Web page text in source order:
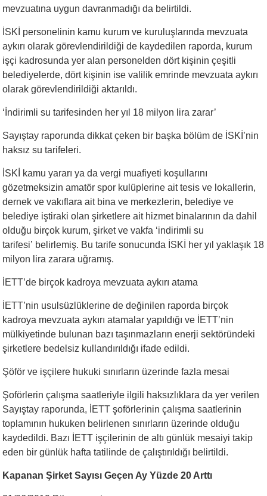
mevzuatına uygun davranmadığı da belirtildi.
İSKİ personelinin kamu kurum ve kuruluşlarında mevzuata
aykırı olarak görevlendirildiği de kaydedilen raporda, kurum
işçi kadrosunda yer alan personelden dört kişinin çeşitli
belediyelerde, dört kişinin ise valilik emrinde mevzuata aykırı
olarak görevlendirildiği aktarıldı.
‘İndirimli su tarifesinden her yıl 18 milyon lira zarar’
Sayıştay raporunda dikkat çeken bir başka bölüm de İSKİ’nin
haksız su tarifeleri.
İSKİ kamu yararı ya da vergi muafiyeti koşullarını
gözetmeksizin amatör spor kulüplerine ait tesis ve lokallerin,
dernek ve vakıflara ait bina ve merkezlerin, belediye ve
belediye iştiraki olan şirketlere ait hizmet binalarının da dahil
olduğu birçok kurum, şirket ve vakfa ‘indirimli su
tarifesi’ belirlemiş. Bu tarife sonucunda İSKİ her yıl yaklaşık 18
milyon lira zarara uğramış.
İETT’de birçok kadroya mevzuata aykırı atama
İETT’nin usulsüzlüklerine de değinilen raporda birçok
kadroya mevzuata aykırı atamalar yapıldığı ve İETT’nin
mülkiyetinde bulunan bazı taşınmazların enerji sektöründeki
şirketlere bedelsiz kullandırıldığı ifade edildi.
Şöför ve işçilere hukuki sınırların üzerinde fazla mesai
Şoförlerin çalışma saatleriyle ilgili haksızlıklara da yer verilen
Sayıştay raporunda, İETT şoförlerinin çalışma saatlerinin
toplamının hukuken belirlenen sınırların üzerinde olduğu
kaydedildi. Bazı İETT işçilerinin de altı günlük mesaiyi takip
eden bir günlük hafta tatilinde de çalıştırıldığı belirtildi.
Kapanan Şirket Sayısı Geçen Ay Yüzde 20 Arttı